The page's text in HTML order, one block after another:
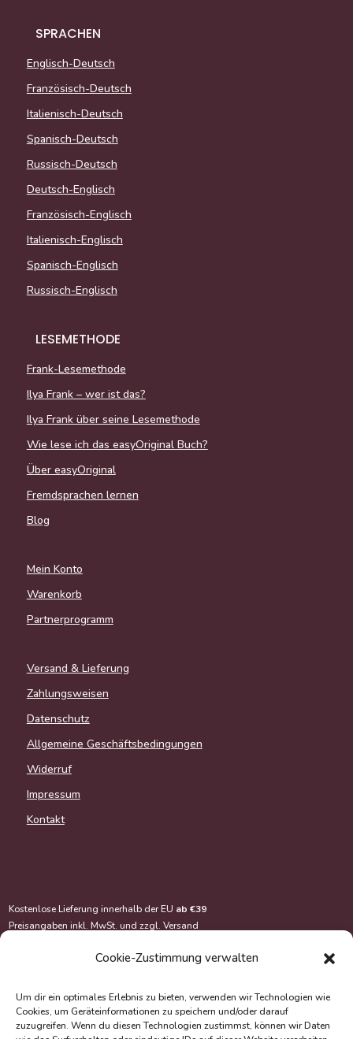
Cookie-Zustimmung verwalten
Um dir ein optimales Erlebnis zu bieten, verwenden wir Technologien wie
Cookies, um Geräteinformationen zu speichern und/oder darauf
zuzugreifen. Wenn du diesen Technologien zustimmst, können wir Daten
SPRACHEN
Englisch-Deutsch
Französisch-Deutsch
Italienisch-Deutsch
Spanisch-Deutsch
Russisch-Deutsch
Deutsch-Englisch
Französisch-Englisch
Italienisch-Englisch
Spanisch-Englisch
Russisch-Englisch
LESEMETHODE
Frank-Lesemethode
Ilya Frank – wer ist das?
Ilya Frank über seine Lesemethode
Wie lese ich das easyOriginal Buch?
Über easyOriginal
Fremdsprachen lernen
Blog
Mein Konto
Warenkorb
Partnerprogramm
Versand & Lieferung
Zahlungsweisen
Datenschutz
Allgemeine Geschäftsbedingungen
Widerruf
Impressum
Kontakt
Kostenlose Lieferung innerhalb der EU ab €39
Preisangaben inkl. MwSt. und zzgl.Versand